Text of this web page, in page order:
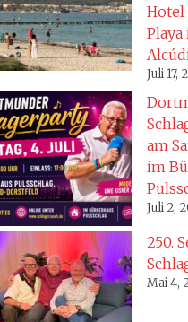
Hotel
Playa
Juli 17,
am
im
Juli 2,
250.
Mai 4,